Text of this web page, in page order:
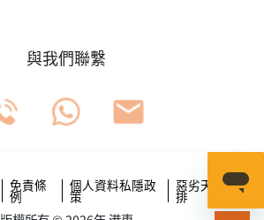
與我們聯繫
免責條
例
個人資料私隱政
策
惡劣天氣安
排